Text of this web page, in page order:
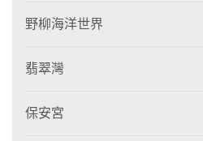
野柳海洋世界
翡翠灣
保安宮